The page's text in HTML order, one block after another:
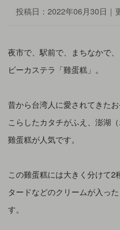
投稿日： 2022年06月30日 ｜
夜市で、駅前で、まちなかで
ビーカステラ「雞蛋糕」。
昔から台湾人に愛されてきた
こらしたカタチがふえ、澎湖
雞蛋糕が人気です。
この雞蛋糕には大きく分けて2
タードなどのクリームが入っ
す。